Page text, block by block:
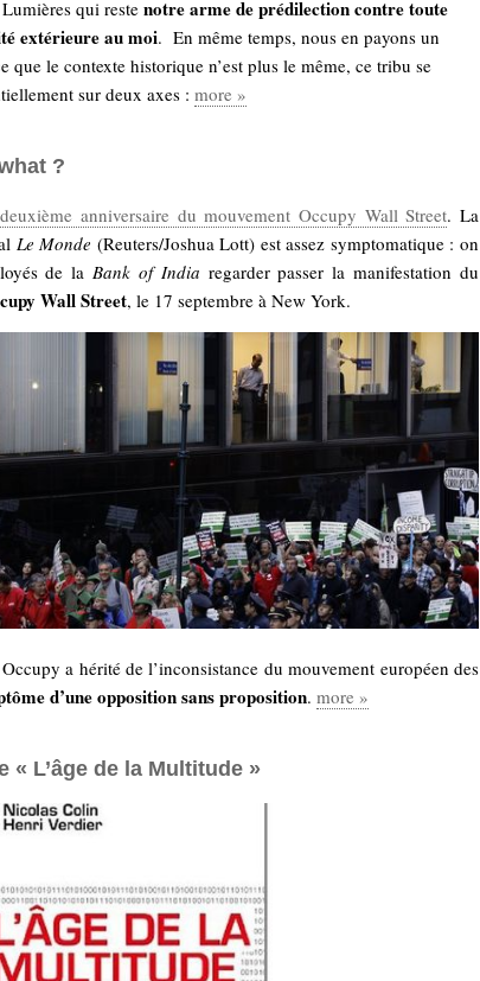
qui reste notre arme de prédilection contre toute
extérieure au moi. En même temps, nous en payons un
que le contexte historique n’est plus le même, ce tribu se
sur deux axes : more »
?
deuxième anniversaire du mouvement Occupy Wall Street. La
Le Monde (Reuters/Joshua Lott) est assez symptomatique : on
de laBank of India regarder passer la manifestation du
Wall Street, le 17 septembre à New York.
a hérité de l’inconsistance du mouvement européen des
d’une opposition sans proposition. more »
« L’âge de la Multitude »